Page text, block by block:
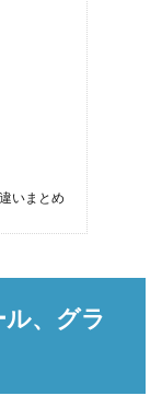
いまとめ
、グラ